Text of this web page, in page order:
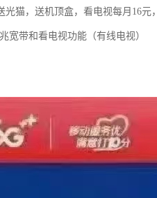
猫，送机顶盒，看电视每月16元，
宽带和看电视功能（有线电视）